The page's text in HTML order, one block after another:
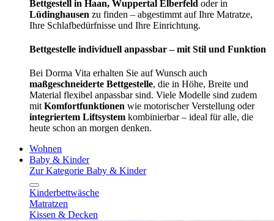
Bettgestell in Haan, Wuppertal Elberfeld oder in
Lüdinghausen zu finden – abgestimmt auf Ihre Matratze,
Ihre Schlafbedürfnisse und Ihre Einrichtung.
Bettgestelle individuell anpassbar – mit Stil und Funktion
Bei Dorma Vita erhalten Sie auf Wunsch auch
maßgeschneiderte Bettgestelle, die in Höhe, Breite und
Material flexibel anpassbar sind. Viele Modelle sind zudem
mit Komfortfunktionen wie motorischer Verstellung oder
integriertem Liftsystem kombinierbar – ideal für alle, die
heute schon an morgen denken.
Wohnen
Baby & Kinder
Zur Kategorie Baby & Kinder
Kinderbettwäsche
Matratzen
Kissen & Decken